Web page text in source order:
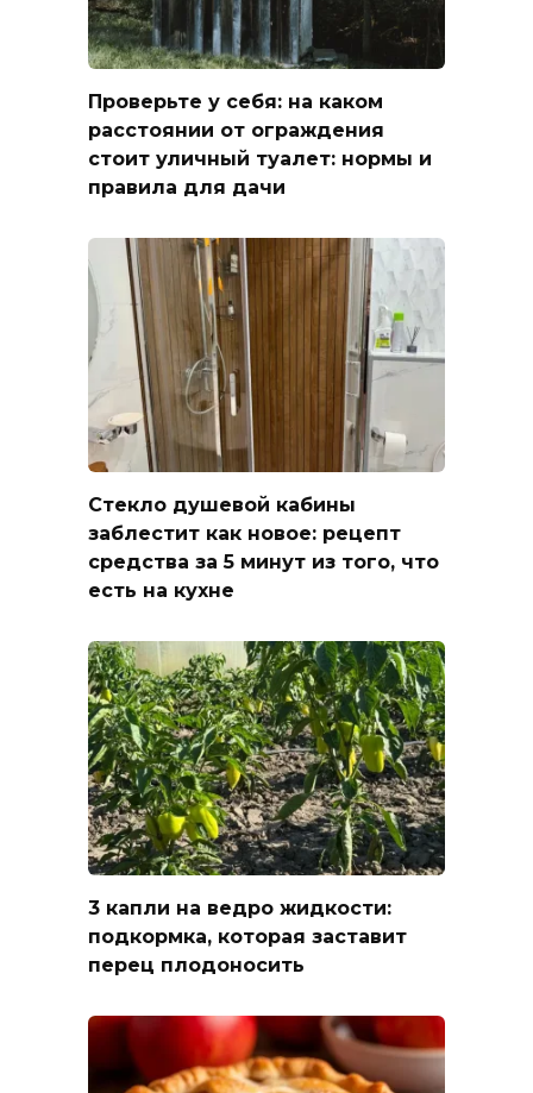
Проверьте у себя: на каком
расстоянии от ограждения
стоит уличный туалет: нормы и
правила для дачи
Стекло душевой кабины
заблестит как новое: рецепт
средства за 5 минут из того, что
есть на кухне
3 капли на ведро жидкости:
подкормка, которая заставит
перец плодоносить